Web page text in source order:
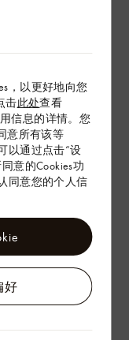
，以更好地向您
击此处查看
信息的详情。您
意所有该等
以通过点击“设
意的Cookies功
同意您的个人信
好